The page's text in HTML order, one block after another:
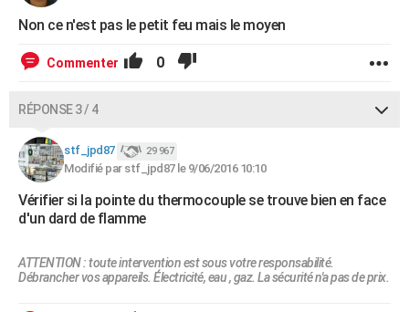
Non ce n'est pas le petit feu mais le moyen
Commenter 0
RÉPONSE 3 / 4
stf_jpd87 29 967
Modifié par stf_jpd87 le 9/06/2016 10:10
Vérifier si la pointe du thermocouple se trouve bien en face
d'un dard de flamme
ATTENTION : toute intervention est sous votre responsabilité.
Débrancher vos appareils. Électricité, eau , gaz. La sécurité n'a pas de prix.